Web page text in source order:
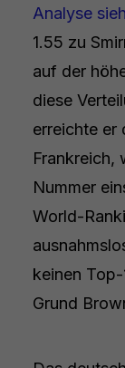
Analyse
1.55 zu
auf der
diese
erreichte er
Frankreich,
Nummer
World-
keinen
Grund